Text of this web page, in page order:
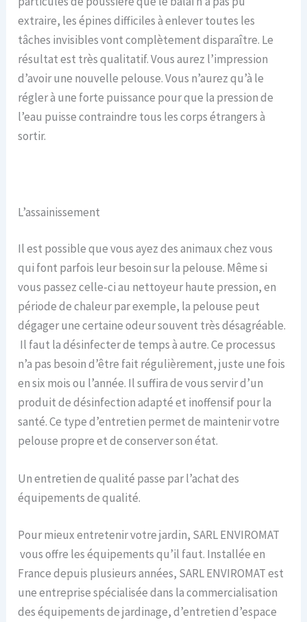
extraire, les épines difficiles à enlever toutes les
tâches invisibles vont complètement disparaître. Le
résultat est très qualitatif. Vous aurez l’impression
d’avoir une nouvelle pelouse. Vous n’aurez qu’à le
régler à une forte puissance pour que la pression de
l’eau puisse contraindre tous les corps étrangers à
sortir.
L’assainissement
Il est possible que vous ayez des animaux chez vous
qui font parfois leur besoin sur la pelouse. Même si
vous passez celle-ci au nettoyeur haute pression, en
période de chaleur par exemple, la pelouse peut
dégager une certaine odeur souvent très désagréable.
Il faut la désinfecter de temps à autre. Ce processus
n’a pas besoin d’être fait régulièrement, juste une fois
en six mois ou l’année. Il suffira de vous servir d’un
produit de désinfection adapté et inoffensif pour la
santé. Ce type d’entretien permet de maintenir votre
pelouse propre et de conserver son état.
Un entretien de qualité passe par l’achat des
équipements de qualité.
Pour mieux entretenir votre jardin, SARL ENVIROMAT
vous offre les équipements qu’il faut. Installée en
France depuis plusieurs années, SARL ENVIROMAT est
une entreprise spécialisée dans la commercialisation
des équipements de jardinage, d’entretien d’espace